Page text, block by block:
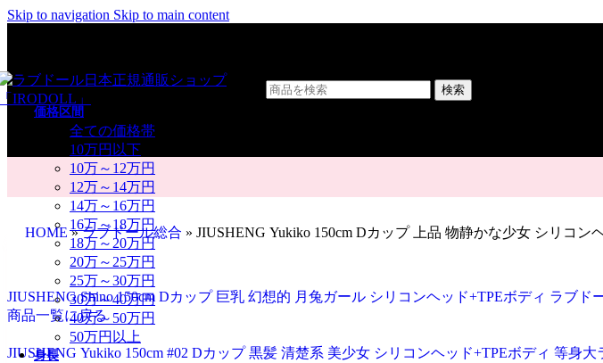
Skip to navigation Skip to main content
検索
価格区間
全ての価格帯
10万円以下
10万～12万円
12万～14万円
14万～16万円
16万～18万円
18万～20万円
20万～25万円
25万～30万円
30万～40万円
40万～50万円
50万円以上
身長
HOME»ラブドール総合 » JIUSHENG Yukiko 150cm Dカップ 上品 物静かな少女 シリコン
JIUSHENG Shino 150cm Dカップ 巨乳 幻想的 月兔ガール シリコンヘッド+TPEボディ ラブド
商品一覧に戻る
JIUSHENG Yukiko 150cm #02 Dカップ 黒髪 清楚系 美少女 シリコンヘッド+TPEボディ